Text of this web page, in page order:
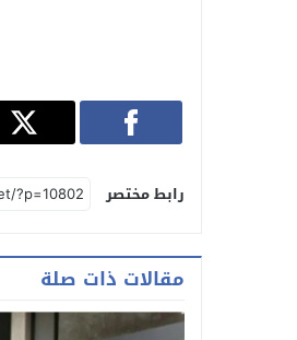
رابط مختصر
مقالات ذات صلة